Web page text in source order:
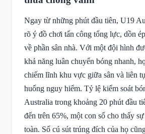
Ngay từ những phút đầu tiên, U19
rõ ý đồ chơi tấn công tổng lực, dồn
về phần sân nhà. Với một đội hình
khả năng luân chuyển bóng nhanh,
chiếm lĩnh khu vực giữa sân và liên
huống nguy hiểm. Tỷ lệ kiểm soát
Australia trong khoảng 20 phút đầu
đến trên 65%, một con số cho thấy
toàn. Số cú sút trúng đích của họ